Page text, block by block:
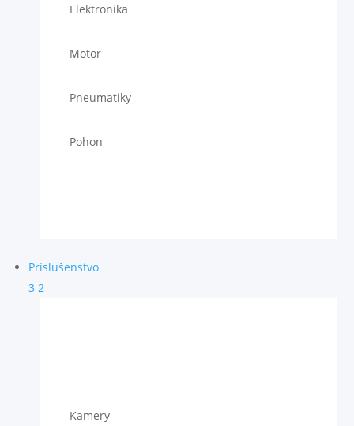
Elektronika
Motor
Pneumatiky
Pohon
Príslušenstvo
3 2
Kamery